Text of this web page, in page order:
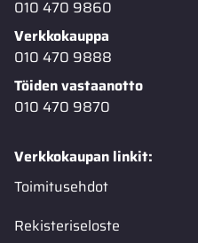
010 470 9860
Verkkokauppa
010 470 9888
Töiden vastaanotto
010 470 9870
Verkkokaupan linkit:
Toimitusehdot
Rekisteriseloste